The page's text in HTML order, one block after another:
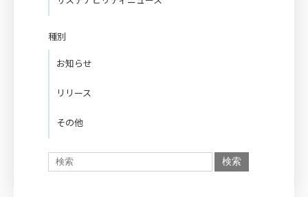
種別
お知らせ
リリース
その他